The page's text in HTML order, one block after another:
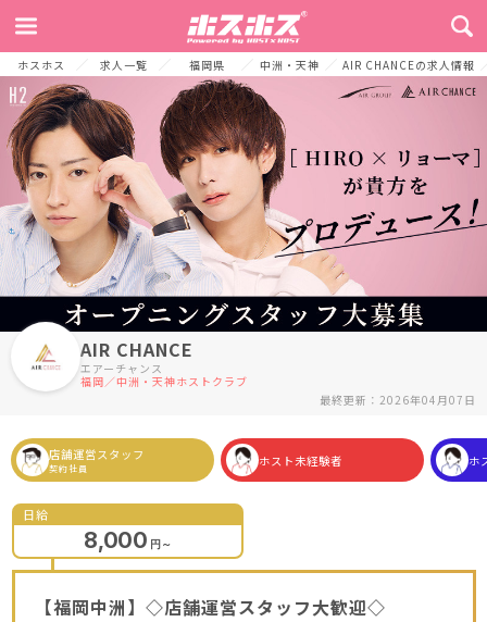
ホスホス 求人一覧 福岡県 中洲・天神 AIR CHANCEの求人情報
TOP お店からのメッセージ 募集要項 待遇
AIR CHANCE
エアーチャンス
福岡／中洲・天神ホストクラブ
最終更新：2026年04月07日
店舗運営スタッフ
契約社員 ホスト未経験者 ホ
日給
8,000 円～
【福岡中洲】◇店舗運営スタッフ大歓迎◇